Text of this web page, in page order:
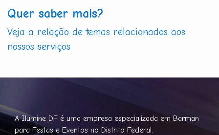
Quer saber mais?
Veja a relação de temas relacionados aos
nossos serviços
A Ilumine DF é uma empresa especializada em Barman
para Festas e Eventos no Distrito Federal.